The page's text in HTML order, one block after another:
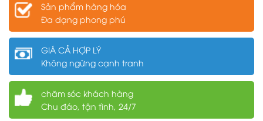
Sản phẩm hàng hóa
Đa dạng phong phú
GIÁ CẢ HỢP LÝ
Không ngừng cạnh tranh
chăm sóc khách hàng
Chu đáo, tận tình, 24/7